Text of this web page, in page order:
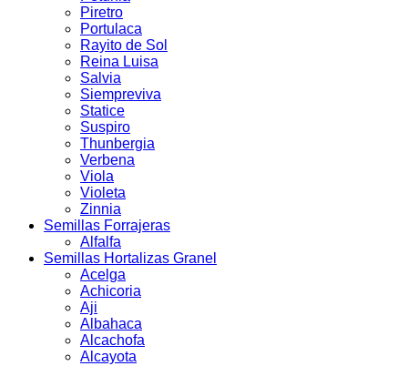
Piretro
Portulaca
Rayito de Sol
Reina Luisa
Salvia
Siempreviva
Statice
Suspiro
Thunbergia
Verbena
Viola
Violeta
Zinnia
Semillas Forrajeras
Alfalfa
Semillas Hortalizas Granel
Acelga
Achicoria
Aji
Albahaca
Alcachofa
Alcayota